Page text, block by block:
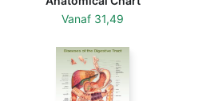
Vanaf 31,49